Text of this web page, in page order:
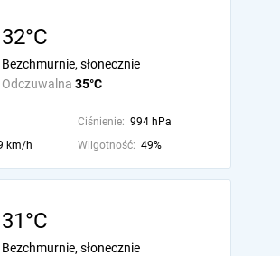
32°C
Odczuwalna 35°C
Bezchmurnie, słonecznie
Ciśnienie: 994 hPa
km/h Wilgotność: 49%
31°C
Bezchmurnie, słonecznie